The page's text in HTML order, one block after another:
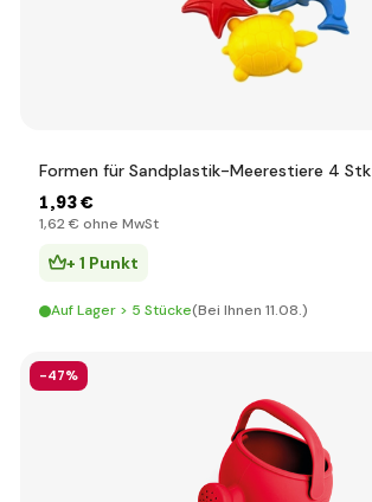
Formen für Sandplastik-Meerestiere 4 Stk
1,93 €
1,62 € ohne MwSt
+ 1 Punkt
Auf Lager > 5 Stücke(Bei Ihnen 11.08.)
-47%